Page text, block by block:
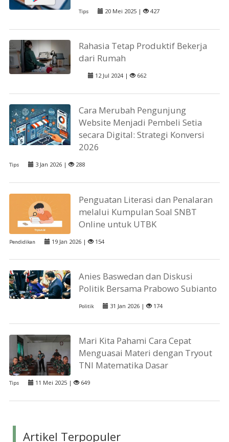
Tips 20 Mei 2025 | 427
Rahasia Tetap Produktif Bekerja
dari Rumah
12 Jul 2024 | 662
Cara Merubah Pengunjung
Website Menjadi Pembeli Setia
secara Digital: Strategi Konversi
2026
Tips 3 Jan 2026 | 288
Penguatan Literasi dan Penalaran
melalui Kumpulan Soal SNBT
Online untuk UTBK
Pendidikan 19 Jan 2026 | 154
Anies Baswedan dan Diskusi
Politik Bersama Prabowo Subianto
Politik 31 Jan 2026 | 174
Mari Kita Pahami Cara Cepat
Menguasai Materi dengan Tryout
TNI Matematika Dasar
Tips 11 Mei 2025 | 649
Artikel Terpopuler